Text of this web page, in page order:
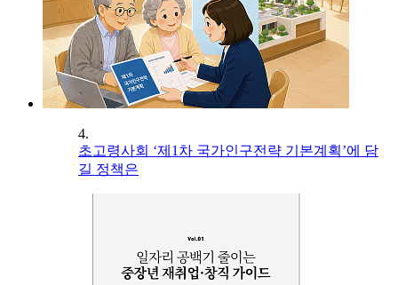
4.
초고령사회 ‘제1차 국가인구전략 기본계획’에 담
길 정책은